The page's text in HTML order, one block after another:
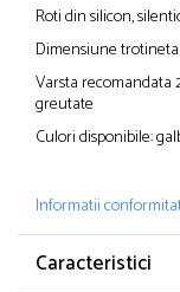
Roti din silicon,
Dimensiune trotineta
Varsta recomandata
greutate
Culori disponibile:
Informatii
Caracteristici